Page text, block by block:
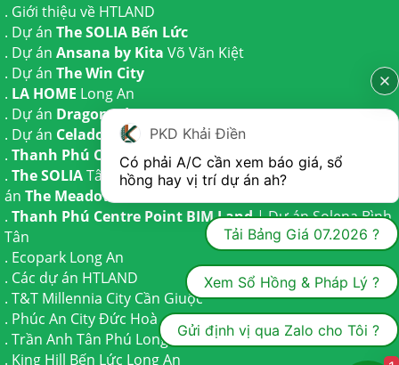
. Giới thiệu về HTLAND
. Dự án The SOLIA Bến Lức
. Dự án Ansana by Kita Võ Văn Kiệt
. Dự án The Win City
. LA HOME Long An
. Dự án Dragon Eden Long An
. Dự án Celadon City
Tân Phú
. Thanh Phú Centre PointBến Lức
. The SOLIATây Ninh | Dự ánThe AGULATrần Anh và Dự
án The Meadow
. Thanh Phú Centre Point BIM Land| Dự ánSolena Bình
Tân
. Ecopark Long An
. Các dự án HTLAND
. T&T Millennia City Cần Giuộc
. Phúc An CityĐức Hoà
. Trần Anh Tân Phú Long An
. King Hill Bến Lức Long An
PKD Khải Điền
Có phải A/C cần xem báo giá, sổ
hồng hay vị trí dự án ah?
Tải Bảng Giá 07.2026 ?
Xem Sổ Hồng & Pháp Lý ?
Gửi định vị qua Zalo cho Tôi ?